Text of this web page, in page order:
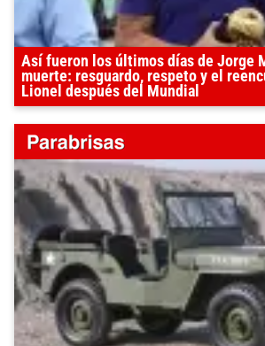
Así fueron los últimos días de Jorge
muerte: resguardo, respeto y el
Lionel después del Mundial